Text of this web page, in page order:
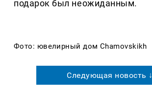
подарок был неожиданным.
Фото: ювелирный дом Chamovskikh
Следующая новость ↓